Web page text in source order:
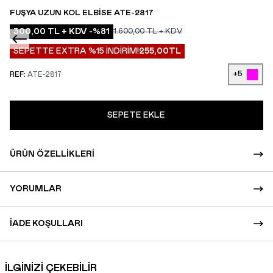
FUŞYA UZUN KOL ELBISE ATE-2817
300,00 TL + KDV -%81 1.600,00TL + KDV
SEPETTE EXTRA %15 İNDİRİM!255,00TL
REF: ATE-2817 +5
SEPETE EKLE
ÜRÜN ÖZELLIKLERI
YORUMLAR
İADE KOŞULLARI
İLGİNİZİ ÇEKEBİLİR